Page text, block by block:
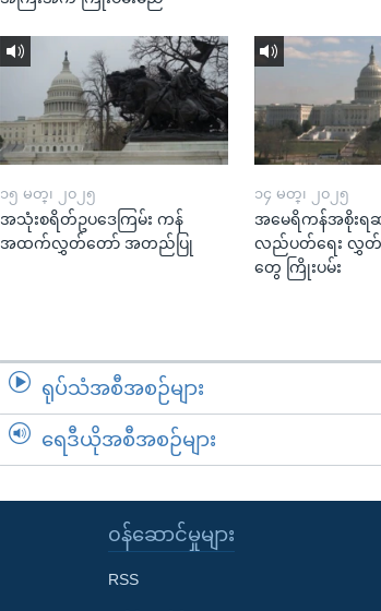
၁၅ မတ္၊ ၂၀၂၅
အသုံးစရိတ်ဥပဒေကြမ်း ကန်
အထက်လွှတ်တော် အတည်ပြု
၁၄ မတ္၊ ၂၀၂၅
အမေရိကန်အစိုး
လည်ပတ်ရေး လွှ
တွေ ကြိုးပမ်း
ရုပ်သံအစီအစဉ်များ
ရေဒီယိုအစီအစဉ်များ
၀န်ဆောင်မှုများ
RSS